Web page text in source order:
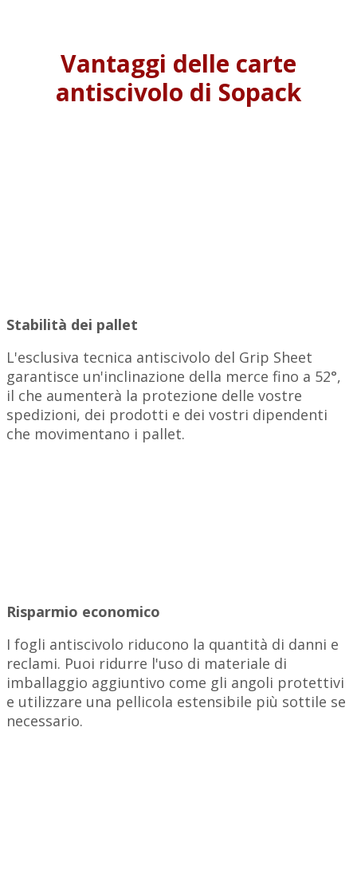
Vantaggi delle carte
antiscivolo di Sopack
Stabilità dei pallet
L'esclusiva tecnica antiscivolo del Grip Sheet
garantisce un'inclinazione della merce fino a 52°,
il che aumenterà la protezione delle vostre
spedizioni, dei prodotti e dei vostri dipendenti
che movimentano i pallet.
Risparmio economico
I fogli antiscivolo riducono la quantità di danni e
reclami. Puoi ridurre l'uso di materiale di
imballaggio aggiuntivo come gli angoli protettivi
e utilizzare una pellicola estensibile più sottile se
necessario.